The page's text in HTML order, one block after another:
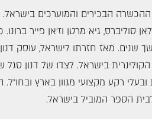
הבכירים והמוערכים בישראל.
גיא מרטן וז׳אן פייר
מאז חזרתו לישראל, עוסק
בישראל. לצדו של דנון סגל
ובעלי רקע מקצועי מגוון בארץ
הספר המוביל בישראל.